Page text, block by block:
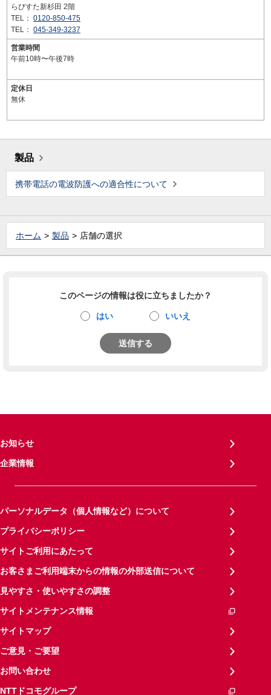
らびすた新杉田 2階
TEL： 0120-850-475
TEL： 045-349-3237
営業時間
午前10時〜午後7時
定休日
無休
製品
携帯電話の電波防護への適合性について
ホーム 製品 店舗の選択
このページの情報は役に立ちましたか？
はい いいえ
送信する
お知らせ
企業情報
パーソナルデータ（個人情報など）について
プライバシーポリシー
サイトご利用にあたって
お客さまご利用端末からの情報の外部送信について
見やすさ・使いやすさの調整
サイトメンテナンス情報
サイトマップ
ご意見・ご要望
お問い合わせ
NTTドコモグループ